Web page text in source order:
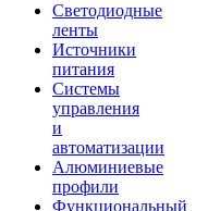
Светодиодные
ленты
Источники
питания
Системы
управления
и
автоматизации
Алюминиевые
профили
Функциональный